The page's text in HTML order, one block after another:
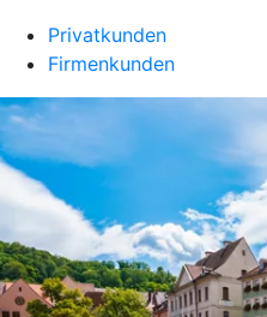
Privatkunden
Firmenkunden